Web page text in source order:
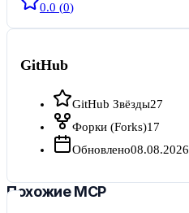
0.0 (0)
GitHub
GitHub Звёзды27
Форки (Forks)17
Обновлено08.08.2026
Похожие MCP